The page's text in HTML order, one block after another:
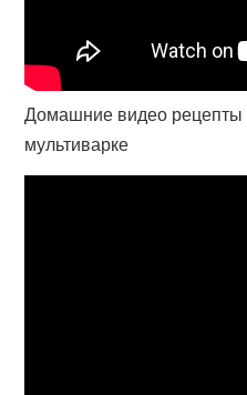
Домашние видео рецепты
мультиварке